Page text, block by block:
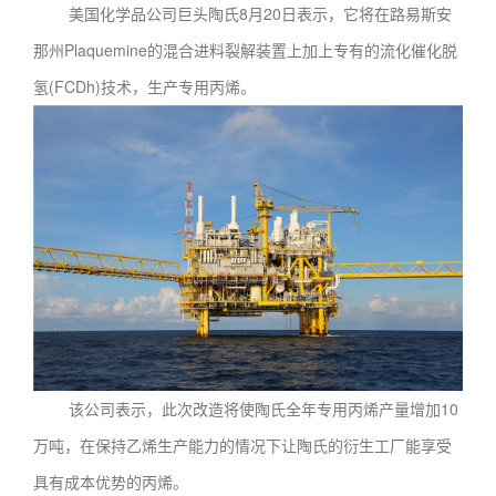
美国化学品公司巨头陶氏8月20日表示，它将在路易斯安
那州Plaquemine的混合进料裂解装置上加上专有的流化催化脱
氢(FCDh)技术，生产专用丙烯。
该公司表示，此次改造将使陶氏全年专用丙烯产量增加10
万吨，在保持乙烯生产能力的情况下让陶氏的衍生工厂能享受
具有成本优势的丙烯。